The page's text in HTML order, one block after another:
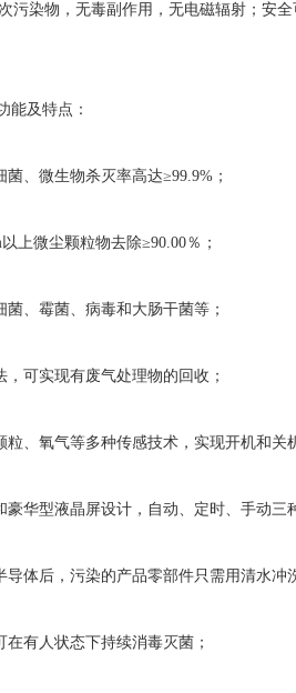
污染物，无毒副作用，无电磁辐射；安
能及特点：
、微生物杀灭率高达≥99.9%；
微尘颗粒物去除≥90.00％；
、霉菌、病毒和大肠干菌等；
可实现有废气处理物的回收；
氧气等多种传感技术，实现开机和关
型液晶屏设计，自动、定时、手动三
后，污染的产品零部件只需用清水冲
有人状态下持续消毒灭菌；